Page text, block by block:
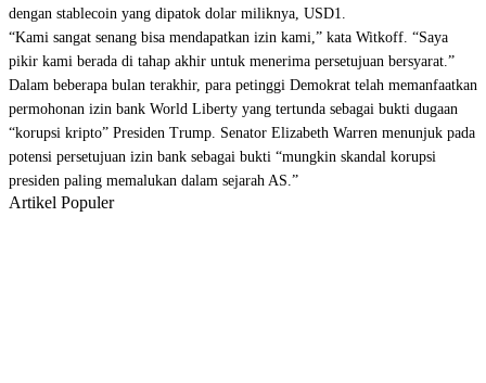
dengan stablecoin yang dipatok dolar miliknya, USD1.
“Kami sangat senang bisa mendapatkan izin kami,” kata Witkoff. “Saya
pikir kami berada di tahap akhir untuk menerima persetujuan bersyarat.”
Dalam beberapa bulan terakhir, para petinggi Demokrat telah memanfaatkan
permohonan izin bank World Liberty yang tertunda sebagai bukti dugaan
“korupsi kripto” Presiden Trump. Senator Elizabeth Warren menunjuk pada
potensi persetujuan izin bank sebagai bukti “mungkin skandal korupsi
presiden paling memalukan dalam sejarah AS.”
Artikel Populer